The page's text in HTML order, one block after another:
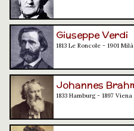
Giuseppe Verdi
1813 Le Roncole - 1901 Milà
Johannes
1833 Hamburg - 1897 Viena